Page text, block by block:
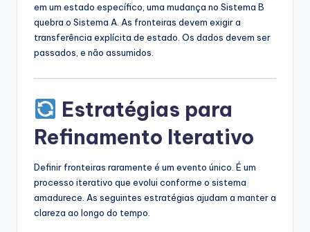
em um estado específico, uma mudança no Sistema B
quebra o Sistema A. As fronteiras devem exigir a
transferência explícita de estado. Os dados devem ser
passados, e não assumidos.
Estratégias para
Refinamento Iterativo
Definir fronteiras raramente é um evento único. É um
processo iterativo que evolui conforme o sistema
amadurece. As seguintes estratégias ajudam a manter a
clareza ao longo do tempo.